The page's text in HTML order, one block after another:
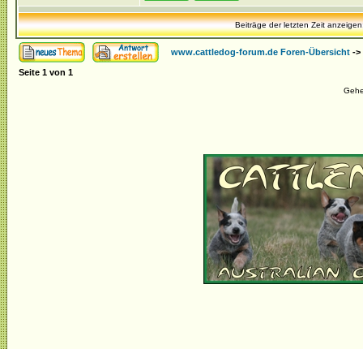
Beiträge der letzten Zeit
www.cattledog-forum.de Foren-Übersicht ->
Seite 1 von 1